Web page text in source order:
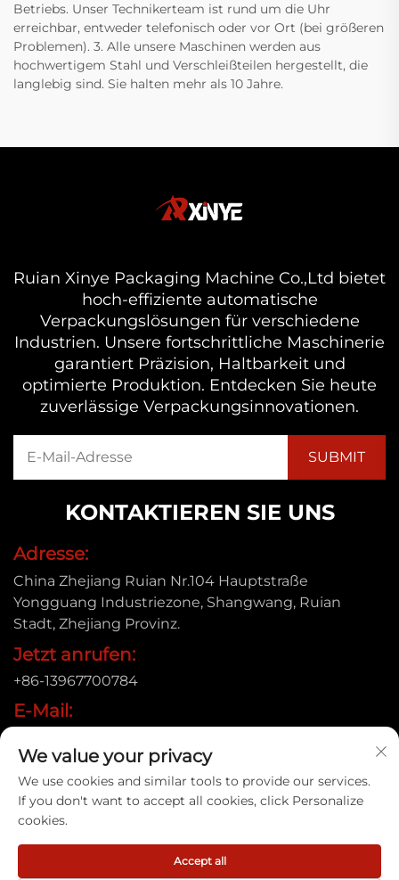
Betriebs. Unser Technikerteam ist rund um die Uhr
erreichbar, entweder telefonisch oder vor Ort (bei größeren
Problemen). 3. Alle unsere Maschinen werden aus
hochwertigem Stahl und Verschleißteilen hergestellt, die
langlebig sind. Sie halten mehr als 10 Jahre.
Ruian Xinye Packaging Machine Co.,Ltd bietet
hoch-effiziente automatische
Verpackungslösungen für verschiedene
Industrien. Unsere fortschrittliche Maschinerie
garantiert Präzision, Haltbarkeit und
optimierte Produktion. Entdecken Sie heute
zuverlässige Verpackungsinnovationen.
KONTAKTIEREN SIE UNS
Adresse:
China Zhejiang Ruian Nr.104 Hauptstraße
Yongguang Industriezone, Shangwang, Ruian
Stadt, Zhejiang Provinz.
Jetzt anrufen:
+86-13967700784
E-Mail:
Urheberrecht © 2025 Ruian Xinye Packaging Machine
We value your privacy
We use cookies and similar tools to provide our services.
If you don't want to accept all cookies, click Personalize
cookies.
Accept all